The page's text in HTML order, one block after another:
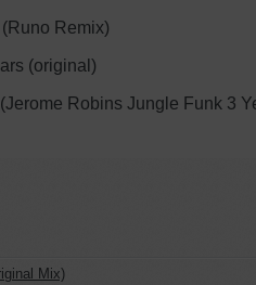
Remix)
(original)
Robins Jungle Funk 3
Mix)